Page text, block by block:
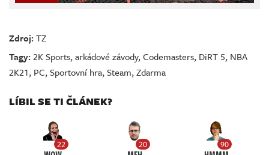
Zdroj:TZ
Tagy:2K Sports,arkádové závody,Codemasters, DiRT 5, NBA
2K21, PC,Sportovní hra,Steam,Zdarma
LÍBIL SE TI ČLÁNEK?
22 20 90